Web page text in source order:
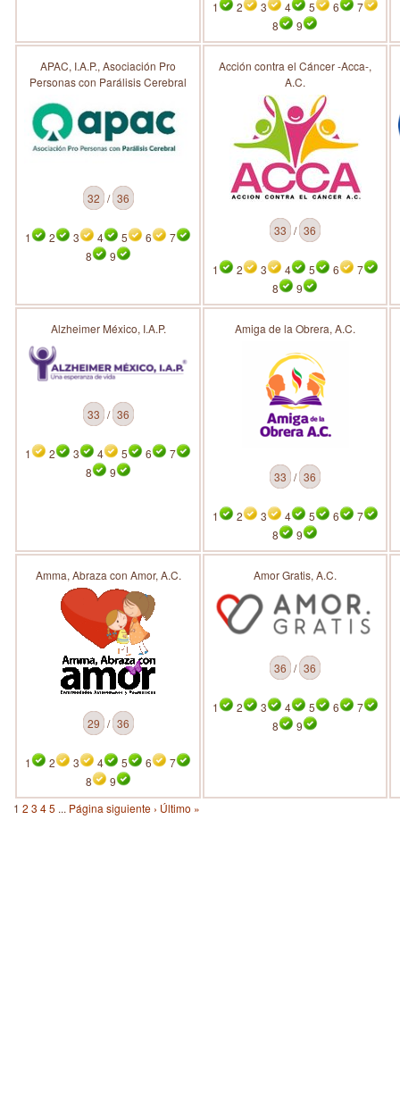
1 2 3 4 5 6
7
8
9
APAC, I.A.P., Asociación Pro
Personas con Parálisis Cerebral
32 / 36
1 2 3 4 5 6
7
8
9
Acción contra el Cáncer -Acca-,
A.C.
33 / 36
1 2 3 4 5 6
7
8
9
Alzheimer México, I.A.P.
33 / 36
1 2 3 4 5 6
7
8
9
Amiga de la Obrera, A.C.
33 / 36
1 2 3 4 5 6
7
8
9
Amma, Abraza con Amor, A.C.
29 / 36
1 2 3 4 5 6
7
8
9
Amor Gratis, A.C.
36 / 36
1 2 3 4 5 6
7
8
9
1 2 3 45 ... Página siguiente › Último »